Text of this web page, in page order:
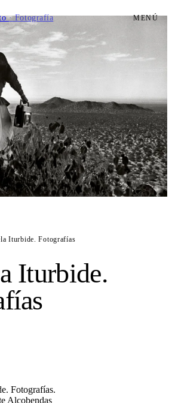
· Fotografía MENÚ
Iturbide. Fotografías
Iturbide.
Fotografías.
Alcobendas